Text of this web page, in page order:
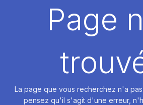
DÉMARRER
Page
La page que vous recherchez n'a
pensez qu'il s'agit d'une erreur,